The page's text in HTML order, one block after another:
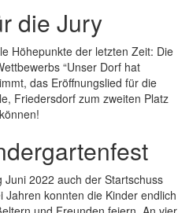
die Jury
Höhepunkte der letzten Zeit: Die
“Unser Dorf hat
das Eröffnungslied für die
Friedersdorf zum zweiten Platz
Juni 2022 auch der Startschuss
konnten die Kinder endlich